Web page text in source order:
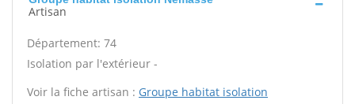
Artisan
Département: 74
Isolation par l'extérieur -
Voir la fiche artisan : Groupe habitat isolation